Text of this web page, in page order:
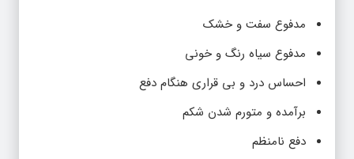
مدفوع سفت و خشک
مدفوع سیاه رنگ و خونی
احساس درد و بی قراری هنگام دفع
برآمده و متورم شدن شکم
دفع نامنظم